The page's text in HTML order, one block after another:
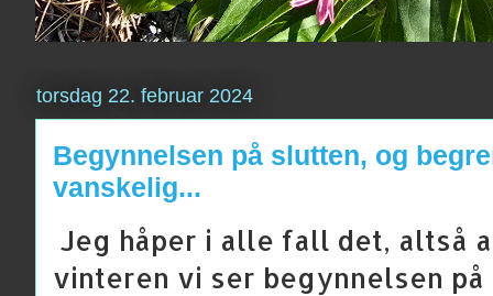
torsdag 22. februar 2024
Begynnelsen på slutten, og
vanskelig...
Jeg håper i alle fall det, altså
vinteren vi ser begynnelsen på